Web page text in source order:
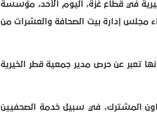
في قطاع غزة، اليوم الأحد، مؤسسة
مجلس إدارة بيت الصحافة والعشرات من
تعبر عن حرص مدير جمعية قطر الخيرية
المشترك، في سبيل خدمة الصحفيين